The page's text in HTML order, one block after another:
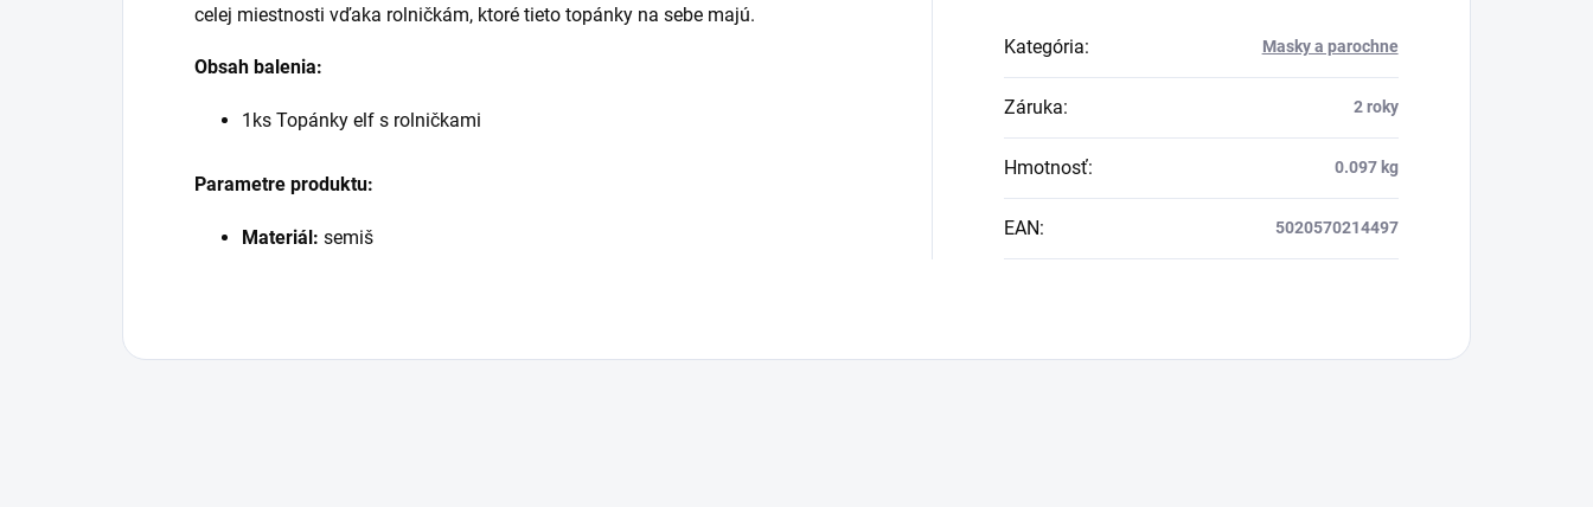
celej miestnosti vďaka rolničkám, ktoré tieto topánky na sebe majú.
Obsah balenia:
1ks Topánky elf s rolničkami
Parametre produktu:
Materiál: semiš
Kategória: Masky a parochne
Záruka: 2 roky
Hmotnosť: 0.097 kg
EAN: 5020570214497